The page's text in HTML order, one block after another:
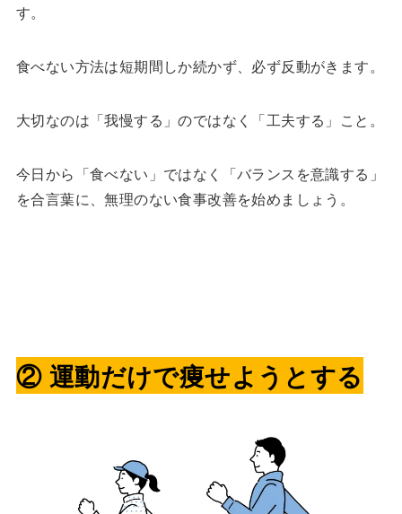
す。
食べない方法は短期間しか続かず、必ず反動がきます。
大切なのは「我慢する」のではなく「工夫する」こと。
今日から「食べない」ではなく「バランスを意識する」
を合言葉に、無理のない食事改善を始めましょう。
② 運動だけで痩せようとする